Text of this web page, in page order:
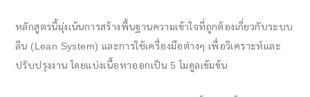
หลักสูตรนี้มุ่งเน้นการสร้างพื้นฐานความเข้าใจที่ถูกต้องเกี่ยวกับระบบ
ลีน (Lean System) และการใช้เครื่องมือต่างๆ เพื่อวิเคราะห์และ
ปรับปรุงงาน โดยแบ่งเนื้อหาออกเป็น 5 โมดูลเข้มข้น